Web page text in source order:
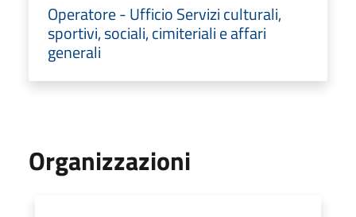
Operatore - Ufficio Servizi culturali,
sportivi, sociali, cimiteriali e affari
generali
Organizzazioni